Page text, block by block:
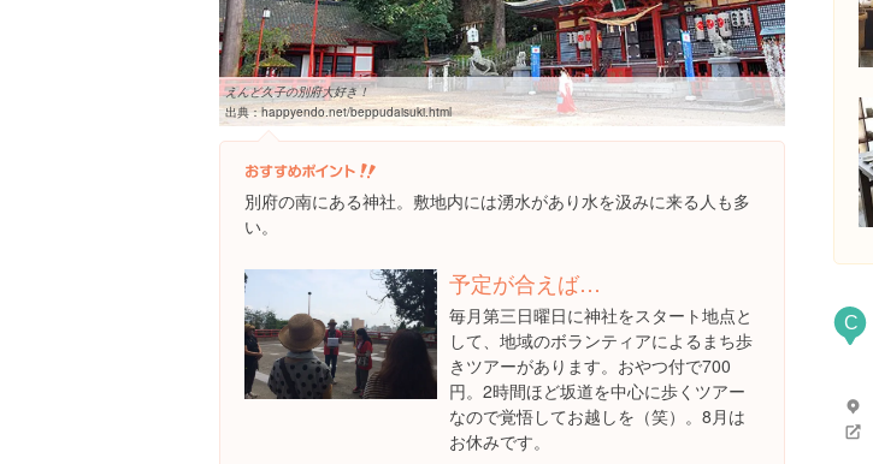
えんど久子の別府大好き！
出典：happyendo.net/beppudaisuki.html
別府の南にある神社。敷地内には湧水があり水を汲みに来る人も多
い。
予定が合えば…
毎月第三日曜日に神社をスタート地点と
して、地域のボランティアによるまち歩
きツアーがあります。おやつ付で700
円。2時間ほど坂道を中心に歩くツアー
なので覚悟してお越しを（笑）。8月は
お休みです。
C